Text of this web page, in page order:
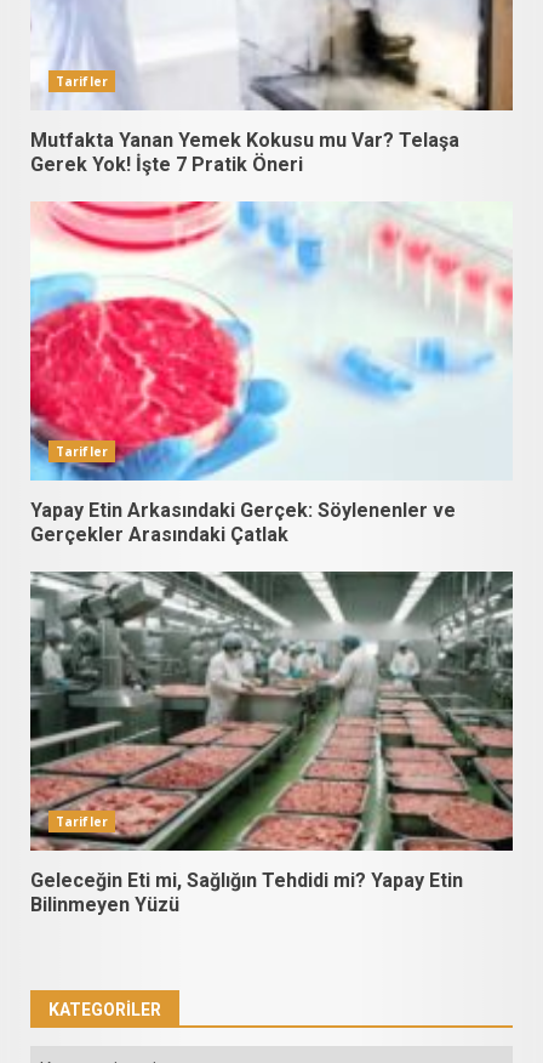
Tarifler
Mutfakta Yanan Yemek Kokusu mu Var? Telaşa
Gerek Yok! İşte 7 Pratik Öneri
Tarifler
Yapay Etin Arkasındaki Gerçek: Söylenenler ve
Gerçekler Arasındaki Çatlak
Tarifler
Geleceğin Eti mi, Sağlığın Tehdidi mi? Yapay Etin
Bilinmeyen Yüzü
KATEGORILER